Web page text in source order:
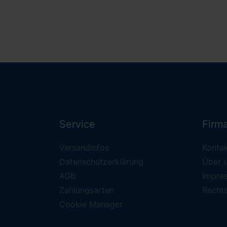
Service
Versandinfos
Datenschutzerklärung
AGB
Zahlungsarten
Cookie Manager
Über